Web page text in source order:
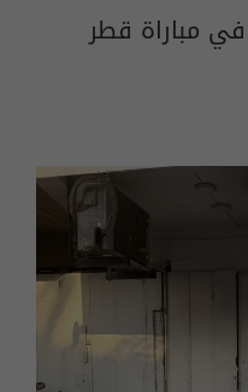
مباراة قطر